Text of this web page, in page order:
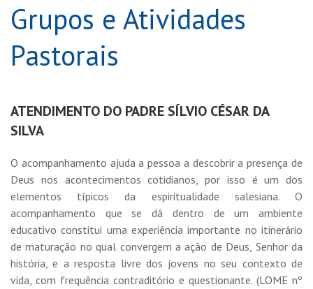
Grupos e Atividades
Pastorais
ATENDIMENTO DO PADRE SÍLVIO CÉSAR DA
SILVA
O acompanhamento ajuda a pessoa a descobrir a presença de
Deus nos acontecimentos cotidianos, por isso é um dos
elementos típicos da espiritualidade salesiana. O
acompanhamento que se dá dentro de um ambiente
educativo constitui uma experiência importante no itinerário
de maturação no qual convergem a ação de Deus, Senhor da
história, e a resposta livre dos jovens no seu contexto de
vida, com frequência contraditório e questionante. (LOME nº